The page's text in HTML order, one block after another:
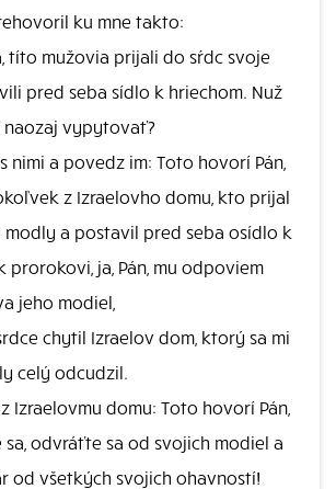
ku mne takto:
títo mužovia prijali do sŕdc svoje
pred seba sídlo k hriechom. Nuž
naozaj vypytovať?
nimi a povedz im: Toto hovorí Pán,
z Izraelovho domu, kto prijal
modly a postavil pred seba osídlo k
prorokovi, ja, Pán, mu odpoviem
jeho modiel,
chytil Izraelov dom, ktorý sa mi
celý odcudzil.
Izraelovmu domu: Toto hovorí Pán,
sa, odvráťte sa od svojich modiel a
od všetkých svojich ohavností!